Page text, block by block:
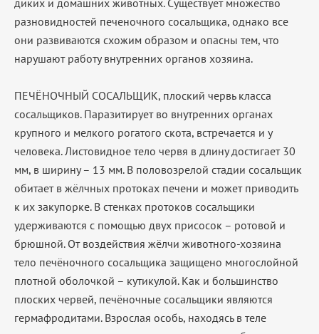
диких и домашних животных. Существует множество
разновидностей печеночного сосальщика, однако все
они развиваются схожим образом и опасны тем, что
нарушают работу внутренних органов хозяина.
ПЕЧЁНОЧНЫЙ СОСАЛЬЩИК, плоский червь класса
сосальщиков. Паразитирует во внутренних органах
крупного и мелкого рогатого скота, встречается и у
человека. Листовидное тело червя в длину достигает 30
мм, в ширину – 13 мм. В половозрелой стадии сосальщик
обитает в жёлчных протоках печени и может приводить
к их закупорке. В стенках протоков сосальщики
удерживаются с помощью двух присосок – ротовой и
брюшной. От воздействия жёлчи животного-хозяина
тело печёночного сосальщика защищено многослойной
плотной оболочкой – кутикулой. Как и большинство
плоских червей, печёночные сосальщики являются
гермафродитами. Взрослая особь, находясь в теле